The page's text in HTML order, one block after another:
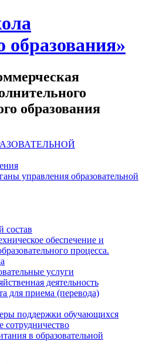
образования»
образования
управления образовательной
состав
обеспечение и
процесса.
услуги
деятельность
для приема (перевода)
поддержки обучающихся
в образовательной